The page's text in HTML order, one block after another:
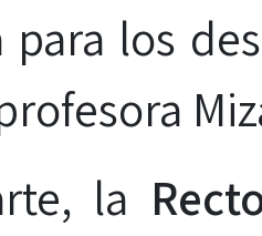
para los
la